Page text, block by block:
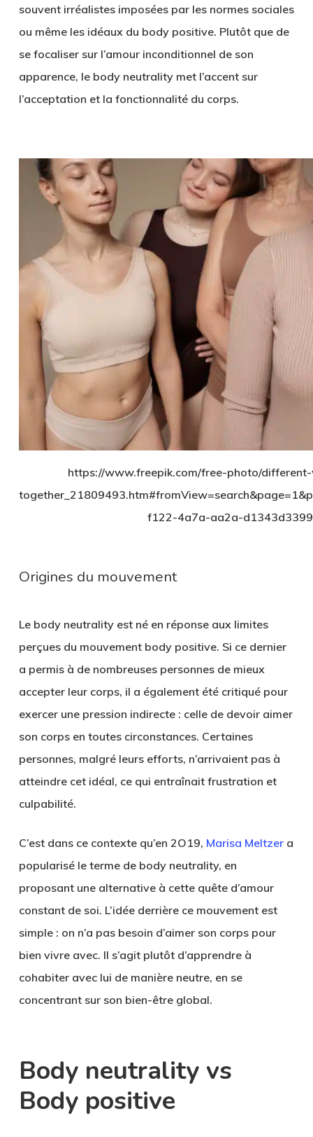
souvent irréalistes imposées par les normes sociales
ou même les idéaux du body positive. Plutôt que de
se focaliser sur l’amour inconditionnel de son
apparence, le body neutrality met l’accent sur
l’acceptation et la fonctionnalité du corps.
https://www.freepik.com/free-photo/
f122-4a7a-aa2a-
Origines du mouvement
Le body neutrality est né en réponse aux limites
perçues du mouvement body positive. Si ce dernier
a permis à de nombreuses personnes de mieux
accepter leur corps, il a également été critiqué pour
exercer une pression indirecte : celle de devoir aimer
son corps en toutes circonstances. Certaines
personnes, malgré leurs efforts, n’arrivaient pas à
atteindre cet idéal, ce qui entraînait frustration et
culpabilité.
C’est dans ce contexte qu’en 2O19, Marisa Meltzera
popularisé le terme de body neutrality, en
proposant une alternative à cette quête d’amour
constant de soi. L’idée derrière ce mouvement est
simple : on n’a pas besoin d’aimer son corps pour
bien vivre avec. Il s’agit plutôt d’apprendre à
cohabiter avec lui de manière neutre, en se
concentrant sur son bien-être global.
Body neutrality vs
Body positive